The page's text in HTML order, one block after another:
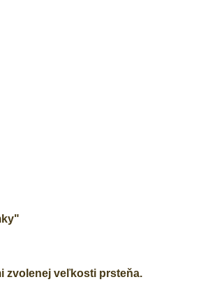
zvolenej veľkosti prsteňa.